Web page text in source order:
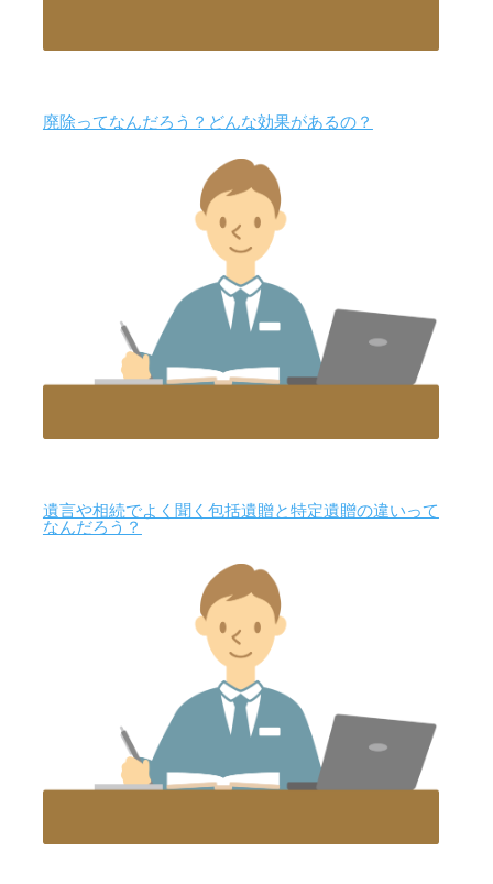
廃除ってなんだろう？どんな効果があるの？
遺言や相続でよく聞く包括遺贈と特定遺贈の違いって
なんだろう？